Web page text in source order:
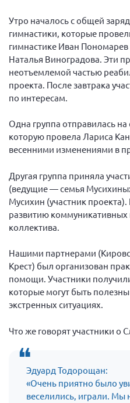
"Рассеянный склероз:
Общероссийская РС
Архангельская область
Брянская область
Волгоградская область
Воронежская область
Ивановская область
Кемеровская область
Кировская область
Краснодарский край
Липецкая область
Ленинградская область
г. Москва
Московская область
Утро началось с общей
гимнастики, которые
гимнастике Иван Пономарев
Наталья Виноградова. Эти
неотъемлемой частью
проекта. После завтрака
по интересам.
Одна группа отправилась
которую провела Лариса
весенними изменениями в
Другая группа приняла
(ведущие — семья
Мусихин (участник
развитию
коллектива.
Нашими партнерами
Крест) был организован
помощи. Участники
которые могут быть
экстренных ситуациях.
Что же говорят участники о
Эдуард Тодорощан:
«Очень приятно было
веселились, играли. Мы